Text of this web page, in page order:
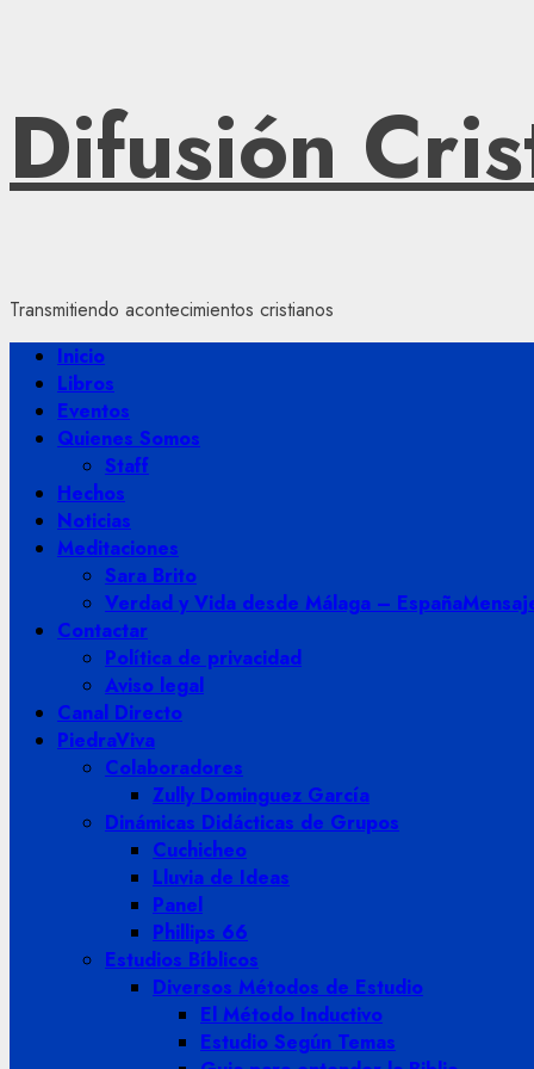
al
contenido
Difusión
Transmitiendo acontecimientos cristianos
Menú
principal
Inicio
Libros
Eventos
Quienes Somos
Staff
Hechos
Noticias
Meditaciones
Sara Brito
Verdad y Vida desde Málaga – España
Contactar
Política de privacidad
Aviso legal
Canal Directo
PiedraViva
Colaboradores
Zully Dominguez García
Dinámicas Didácticas de Grupos
Cuchicheo
Lluvia de Ideas
Panel
Phillips 66
Estudios Bíblicos
Diversos Métodos de Estudio
El Método Inductivo
Estudio Según Temas